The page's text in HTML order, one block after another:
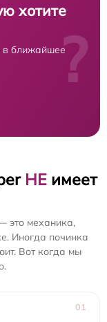
хотите
в ближайшее?
НЕ имеет
это механика,
Иногда починка
Вот когда мы
01